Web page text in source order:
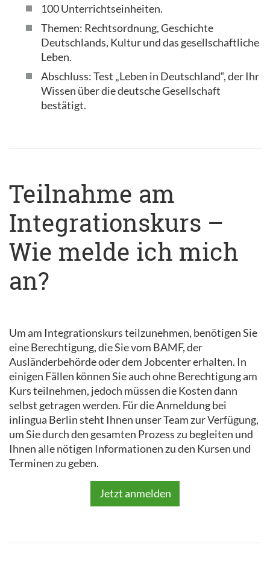
100 Unterrichtseinheiten.
Themen: Rechtsordnung, Geschichte
Deutschlands, Kultur und das gesellschaftliche
Leben.
Abschluss: Test „Leben in Deutschland“, der Ihr
Wissen über die deutsche Gesellschaft
bestätigt.
Teilnahme am
Integrationskurs –
Wie melde ich mich
an?
Um am Integrationskurs teilzunehmen, benötigen Sie
eine Berechtigung, die Sie vom BAMF, der
Ausländerbehörde oder dem Jobcenter erhalten. In
einigen Fällen können Sie auch ohne Berechtigung am
Kurs teilnehmen, jedoch müssen die Kosten dann
selbst getragen werden. Für die Anmeldung bei
inlingua Berlin steht Ihnen unser Team zur Verfügung,
um Sie durch den gesamten Prozess zu begleiten und
Ihnen alle nötigen Informationen zu den Kursen und
Terminen zu geben.
Jetzt anmelden